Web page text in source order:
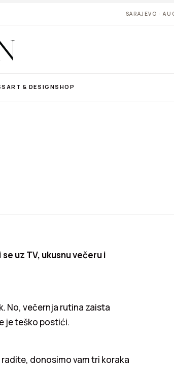
SARAJEVO ·
ART & DESIGNSHOP
uz TV, ukusnu večeru i
No, večernja rutina zaista
je teško postići.
donosimo vam tri koraka